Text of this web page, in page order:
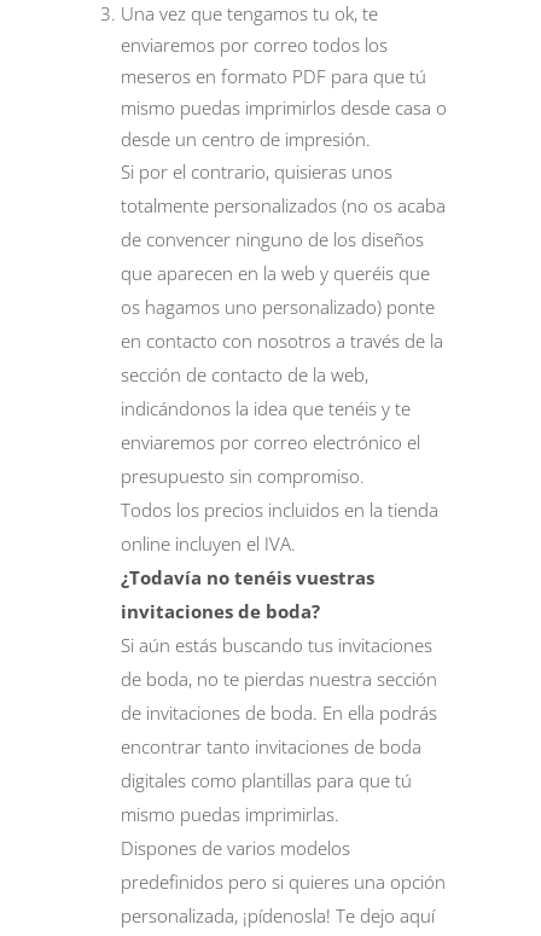
Una vez que tengamos tu ok, te
enviaremos por correo todos los
meseros en formato PDF para que tú
mismo puedas imprimirlos desde casa o
desde un centro de impresión.
Si por el contrario, quisieras unos
totalmente personalizados (no os acaba
de convencer ninguno de los diseños
que aparecen en la web y queréis que
os hagamos uno personalizado) ponte
en contacto con nosotros a través de la
sección de contacto de la web,
indicándonos la idea que tenéis y te
enviaremos por correo electrónico el
presupuesto sin compromiso.
Todos los precios incluidos en la tienda
online incluyen el IVA.
¿Todavía no tenéis vuestras
invitaciones de boda?
Si aún estás buscando tus invitaciones
de boda, no te pierdas nuestra sección
de invitaciones de boda. En ella podrás
encontrar tanto invitaciones de boda
digitales como plantillas para que tú
mismo puedas imprimirlas.
Dispones de varios modelos
predefinidos pero si quieres una opción
personalizada, ¡pídenosla! Te dejo aquí